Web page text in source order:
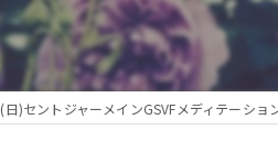
日)セントジャーメインGSVFメディテーシ